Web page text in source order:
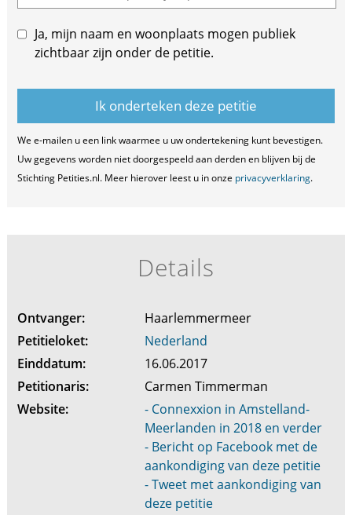
Ja, mijn naam en woonplaats mogen publiek
zichtbaar zijn onder de petitie.
We e-mailen u een link waarmee u uw ondertekening kunt bevestigen.
Uw gegevens worden niet doorgespeeld aan derden en blijven bij de
Stichting Petities.nl. Meer hierover leest u in onze privacyverklaring.
Details
Ontvanger:
Haarlemmermeer
Petitieloket:
Nederland
Einddatum:
16.06.2017
Petitionaris:
Carmen Timmerman
Website:
- Connexxion in Amstelland-
Meerlanden in 2018 en verder
- Bericht op Facebook met de
aankondiging van deze petitie
- Tweet met aankondiging van
deze petitie